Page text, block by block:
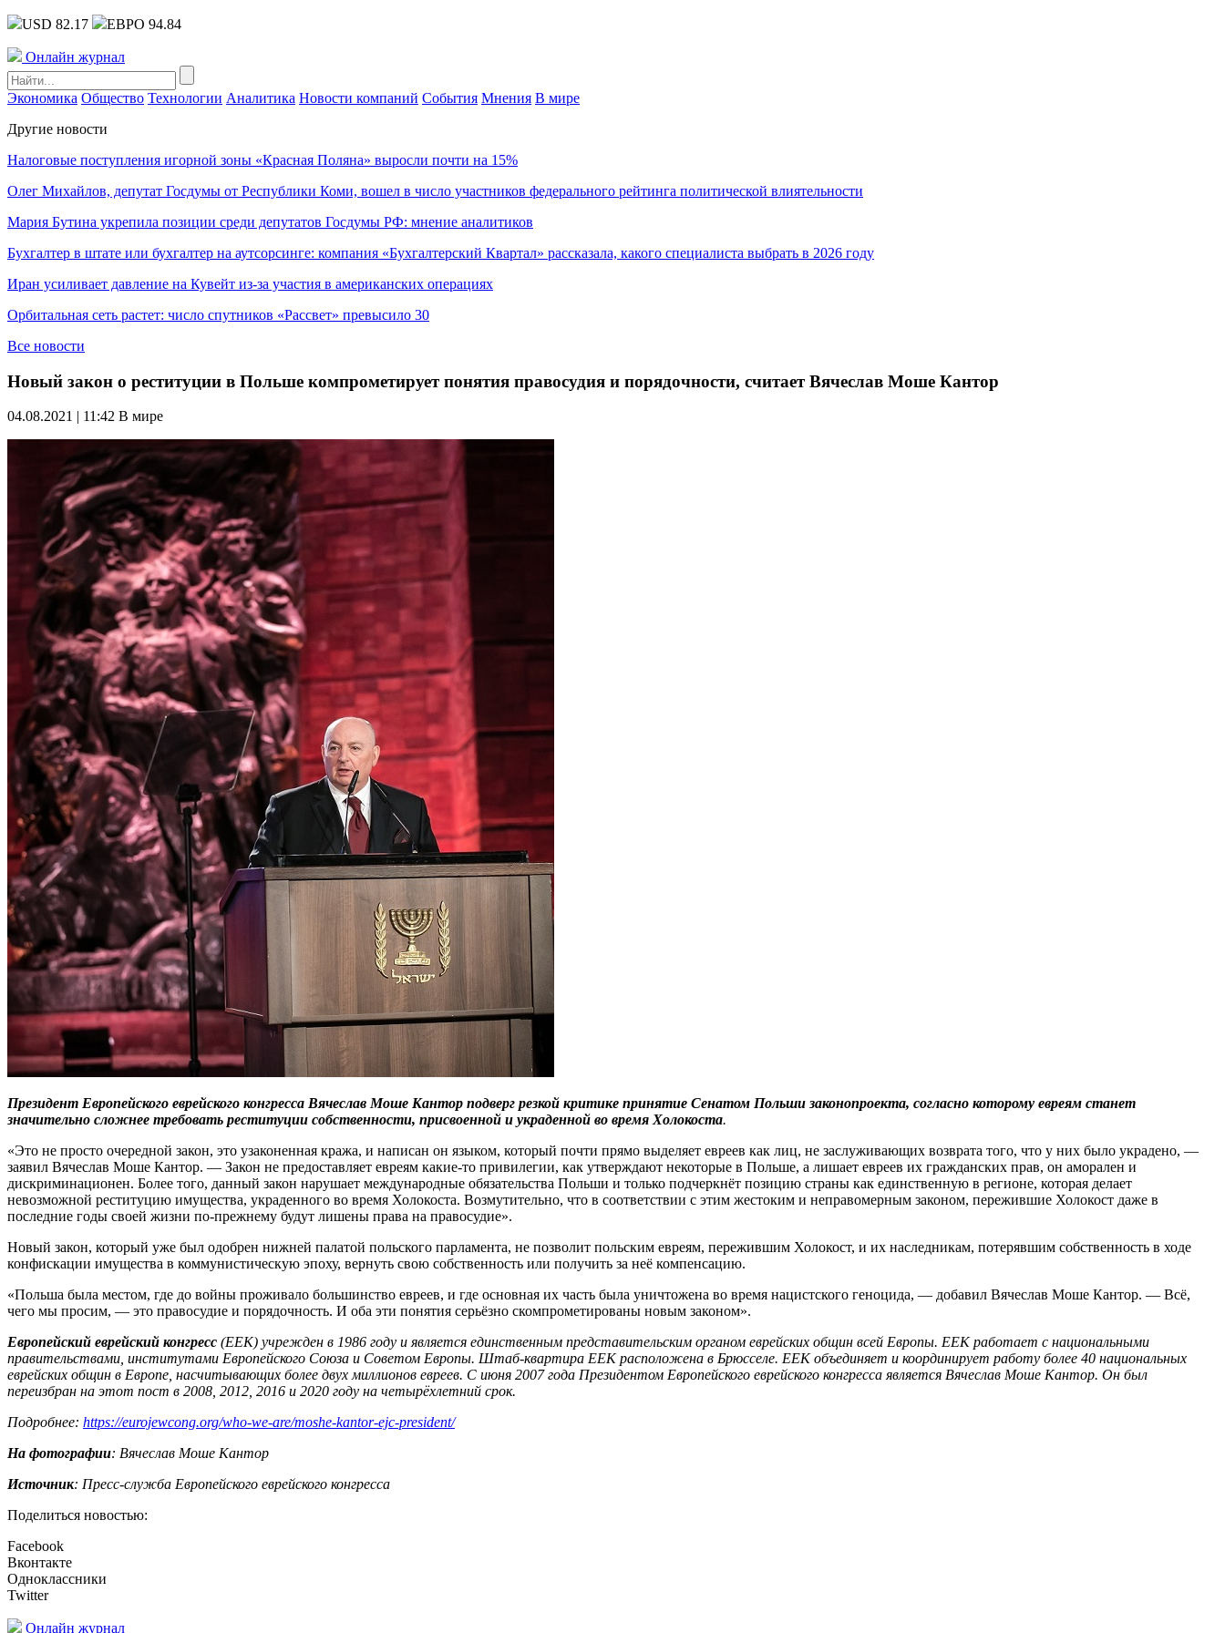
USD 82.17 ЕВРО 94.84
Онлайн журнал
Экономика Общество Технологии Аналитика Новости компаний События Мнения В мире
Другие новости
Налоговые поступления игорной зоны «Красная Поляна» выросли почти на 15%
Олег Михайлов, депутат Госдумы от Республики Коми, вошел в число участников федерального рейтинга политической влиятельности
Мария Бутина укрепила позиции среди депутатов Госдумы РФ: мнение аналитиков
Бухгалтер в штате или бухгалтер на аутсорсинге: компания «Бухгалтерский Квартал» рассказала, какого специалиста выбрать в 2026 году
Иран усиливает давление на Кувейт из-за участия в американских операциях
Орбитальная сеть растет: число спутников «Рассвет» превысило 30
Все новости
Новый закон о реституции в Польше компрометирует понятия правосудия и порядочности, считает Вячеслав Моше Кантор
04.08.2021 | 11:42 В мире
Президент Европейского еврейского конгресса Вячеслав Моше Кантор подверг резкой критике принятие Сенатом Польши законопроекта, согласно которому евреям станет
значительно сложнее требовать реституции собственности, присвоенной и украденной во время Холокоста.
«Это не просто очередной закон, это узаконенная кража, и написан он языком, который почти прямо выделяет евреев как лиц, не заслуживающих возврата того, что у них было украдено, —
заявил Вячеслав Моше Кантор. — Закон не предоставляет евреям какие-то привилегии, как утверждают некоторые в Польше, а лишает евреев их гражданских прав, он аморален и
дискриминационен. Более того, данный закон нарушает международные обязательства Польши и только подчеркнёт позицию страны как единственную в регионе, которая делает
невозможной реституцию имущества, украденного во время Холокоста. Возмутительно, что в соответствии с этим жестоким и неправомерным законом, пережившие Холокост даже в
последние годы своей жизни по-прежнему будут лишены права на правосудие».
Новый закон, который уже был одобрен нижней палатой польского парламента, не позволит польским евреям, пережившим Холокост, и их наследникам, потерявшим собственность в ходе
конфискации имущества в коммунистическую эпоху, вернуть свою собственность или получить за неё компенсацию.
«Польша была местом, где до войны проживало большинство евреев, и где основная их часть была уничтожена во время нацистского геноцида, — добавил Вячеслав Моше Кантор. — Всё,
чего мы просим, — это правосудие и порядочность. И оба эти понятия серьёзно скомпрометированы новым законом».
Европейский еврейский конгресс (ЕЕК) учрежден в 1986 году и является единственным представительским органом еврейских общин всей Европы. ЕЕК работает с национальными
правительствами, институтами Европейского Союза и Советом Европы. Штаб-квартира ЕЕК расположена в Брюсселе. ЕЕК объединяет и координирует работу более 40 национальных
еврейских общин в Европе, насчитывающих более двух миллионов евреев. С июня 2007 года Президентом Европейского еврейского конгресса является Вячеслав Моше Кантор. Он был
переизбран на этот пост в 2008, 2012, 2016 и 2020 году на четырёхлетний срок.
Подробнее: https://eurojewcong.org/who-we-are/moshe-kantor-ejc-president/
На фотографии: Вячеслав Моше Кантор
Источник: Пресс-служба Европейского еврейского конгресса
Поделиться новостью:
Facebook
Вконтакте
Одноклассники
Twitter
Онлайн журнал